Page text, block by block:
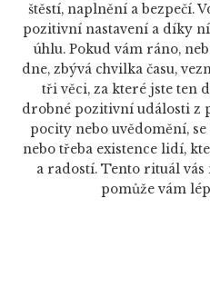
štěstí, naplnění a bezpečí.
pozitivní nastavení a díky
úhlu. Pokud vám ráno,
dne, zbývá chvilka času,
tři věci, za které jste ten
drobné pozitivní události z
pocity nebo uvědomění,
nebo třeba existence lidí,
a radostí. Tento rituál vás
pomůže vám